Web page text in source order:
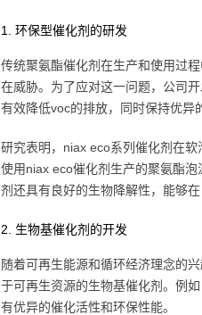
1. 环保型催化剂的研发
传统聚氨酯催化剂在生产和使用过
在威胁。为了应对这一问题，公司
有效降低voc的排放，同时保持优异
研究表明，niax eco系列催化剂在
使用niax eco催化剂生产的聚氨酯
剂还具有良好的生物降解性，能够
2. 生物基催化剂的开发
随着可再生能源和循环经济理念的
于可再生资源的生物基催化剂。例
有优异的催化活性和环保性能。